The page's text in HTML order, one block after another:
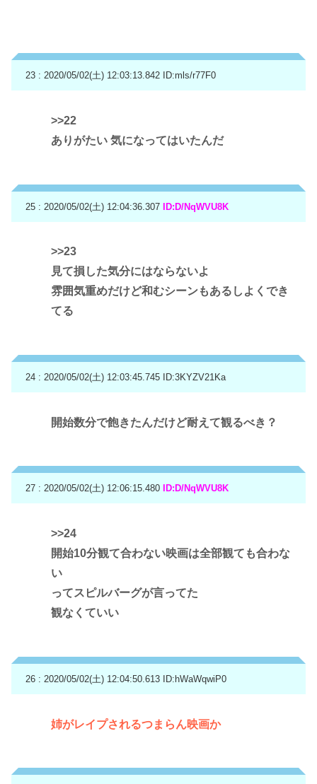
23 : 2020/05/02(土) 12:03:13.842 ID:mls/r77F0
>>22
ありがたい 気になってはいたんだ
25 : 2020/05/02(土) 12:04:36.307 ID:D/NqWVU8K
>>23
見て損した気分にはならないよ
雰囲気重めだけど和むシーンもあるしよくでき
てる
24 : 2020/05/02(土) 12:03:45.745 ID:3KYZV21Ka
開始数分で飽きたんだけど耐えて観るべき？
27 : 2020/05/02(土) 12:06:15.480 ID:D/NqWVU8K
>>24
開始10分観て合わない映画は全部観ても合わな
い
ってスピルバーグが言ってた
観なくていい
26 : 2020/05/02(土) 12:04:50.613 ID:hWaWqwiP0
姉がレイプされるつまらん映画か